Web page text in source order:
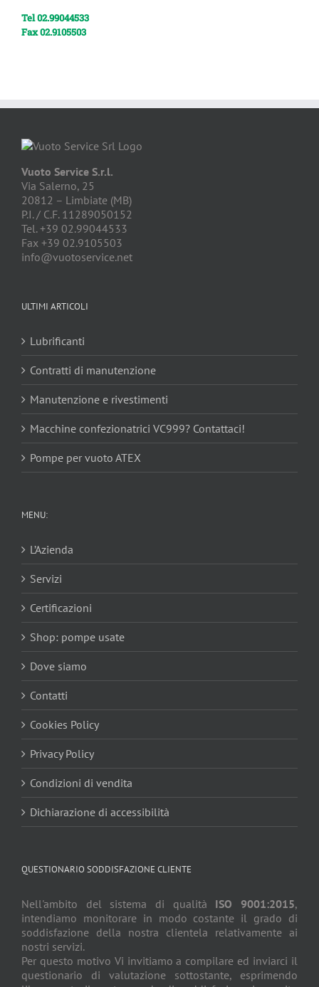
Tel 02.99044533
Fax 02.9105503
Vuoto Service S.r.l.
Via Salerno, 25
20812 – Limbiate (MB)
P.I. / C.F. 11289050152
Tel. +39 02.99044533
Fax +39 02.9105503
info@vuotoservice.net
ULTIMI ARTICOLI
Lubrificanti
Contratti di manutenzione
Manutenzione e rivestimenti
Macchine confezionatrici VC999? Contattaci!
Pompe per vuoto ATEX
MENU:
L’Azienda
Servizi
Certificazioni
Shop: pompe usate
Dove siamo
Contatti
Cookies Policy
Privacy Policy
Condizioni di vendita
Dichiarazione di accessibilità
QUESTIONARIO SODDISFAZIONE CLIENTE
Nell'ambito del sistema di qualità ISO 9001:2015,
intendiamo monitorare in modo costante il grado di
soddisfazione della nostra clientela relativamente ai
nostri servizi.
Per questo motivo Vi invitiamo a compilare ed inviarci il
questionario di valutazione sottostante, esprimendo